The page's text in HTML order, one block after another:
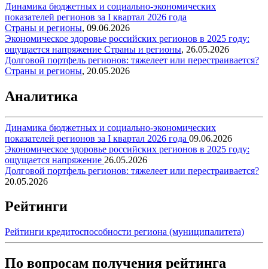
Динамика бюджетных и социально-экономических
показателей регионов за I квартал 2026 года
Страны и регионы, 09.06.2026
Экономическое здоровье российских регионов в 2025 году:
ощущается напряжение Страны и регионы, 26.05.2026
Долговой портфель регионов: тяжелеет или перестраивается?
Страны и регионы, 20.05.2026
Аналитика
Динамика бюджетных и социально-экономических
показателей регионов за I квартал 2026 года 09.06.2026
Экономическое здоровье российских регионов в 2025 году:
ощущается напряжение 26.05.2026
Долговой портфель регионов: тяжелеет или перестраивается?
20.05.2026
Рейтинги
Рейтинги кредитоспособности региона (муниципалитета)
По вопросам получения рейтинга